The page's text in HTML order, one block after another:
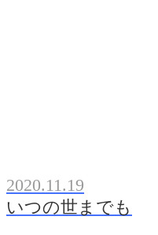
2020.11.19
いつの世までも